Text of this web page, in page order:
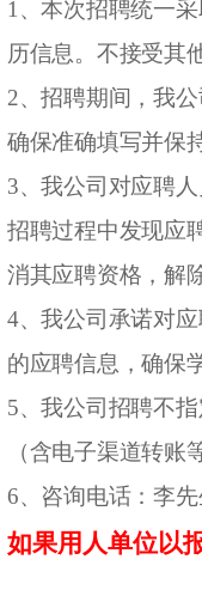
1、本次招聘统一
历信息。不接受其
2、招聘期间，我
确保准确填写并保
3、我公司对应聘
招聘过程中发现应
消其应聘资格，解
4、我公司承诺对
的应聘信息，确保
5、我公司招聘不
（含电子渠道转
6、咨询电话：李先
如果用人单位以